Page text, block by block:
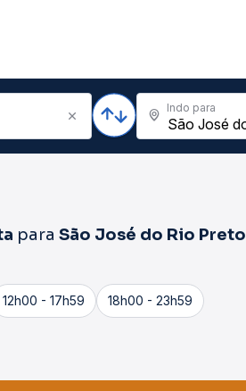
Indo para
para São José do Rio Preto
12h00 - 17h59 18h00 - 23h59